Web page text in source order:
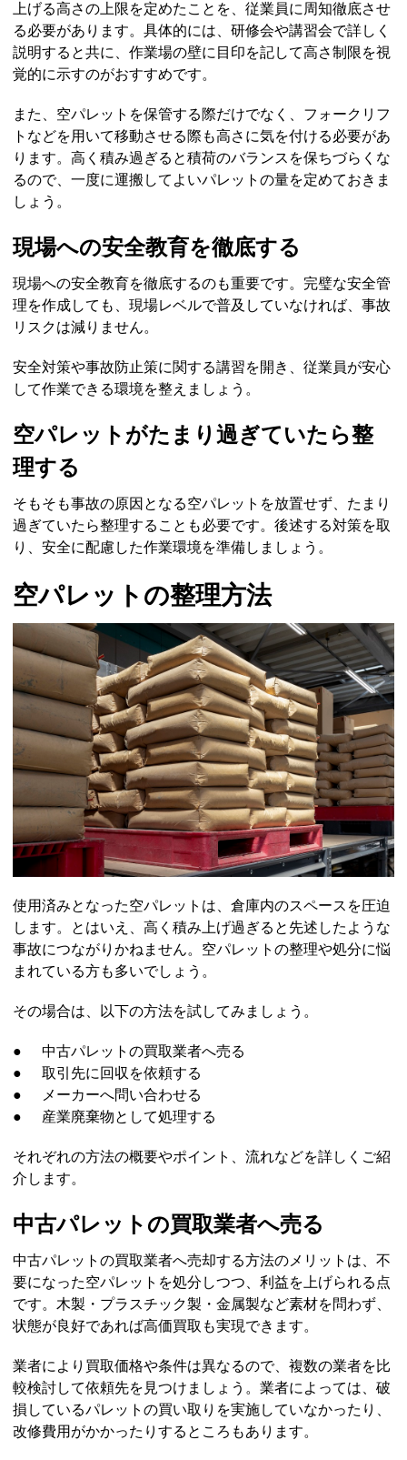
上げる高さの上限を定めたことを、従業員に周知徹底させ
る必要があります。具体的には、研修会や講習会で詳しく
説明すると共に、作業場の壁に目印を記して高さ制限を視
覚的に示すのがおすすめです。
また、空パレットを保管する際だけでなく、フォークリフ
トなどを用いて移動させる際も高さに気を付ける必要があ
ります。高く積み過ぎると積荷のバランスを保ちづらくな
るので、一度に運搬してよいパレットの量を定めておきま
しょう。
現場への安全教育を徹底する
現場への安全教育を徹底するのも重要です。完璧な安全管
理を作成しても、現場レベルで普及していなければ、事故
リスクは減りません。
安全対策や事故防止策に関する講習を開き、従業員が安心
して作業できる環境を整えましょう。
空パレットがたまり過ぎていたら整
理する
そもそも事故の原因となる空パレットを放置せず、たまり
過ぎていたら整理することも必要です。後述する対策を取
り、安全に配慮した作業環境を準備しましょう。
空パレットの整理方法
使用済みとなった空パレットは、倉庫内のスペースを圧迫
します。とはいえ、高く積み上げ過ぎると先述したような
事故につながりかねません。空パレットの整理や処分に悩
まれている方も多いでしょう。
その場合は、以下の方法を試してみましょう。
●
中古パレットの買取業者へ売る
●
取引先に回収を依頼する
●
メーカーへ問い合わせる
●
産業廃棄物として処理する
それぞれの方法の概要やポイント、流れなどを詳しくご紹
介します。
中古パレットの買取業者へ売る
中古パレットの買取業者へ売却する方法のメリットは、不
要になった空パレットを処分しつつ、利益を上げられる点
です。木製・プラスチック製・金属製など素材を問わず、
状態が良好であれば高価買取も実現できます。
業者により買取価格や条件は異なるので、複数の業者を比
較検討して依頼先を見つけましょう。業者によっては、破
損しているパレットの買い取りを実施していなかったり、
改修費用がかかったりするところもあります。